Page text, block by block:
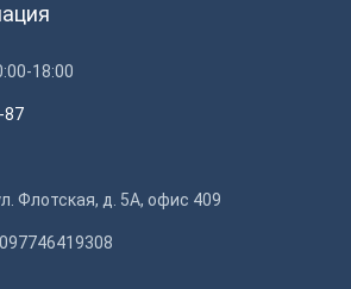
18:00
87
Флотская, д. 5А, офис 409